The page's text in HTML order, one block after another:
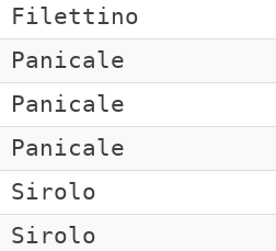
Filettino
Panicale
Panicale
Panicale
Sirolo
Sirolo